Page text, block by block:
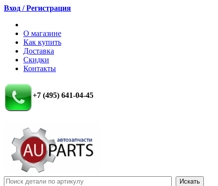
Вход / Регистрация
О магазине
Как купить
Доставка
Скидки
Контакты
+7 (495) 641-04-45